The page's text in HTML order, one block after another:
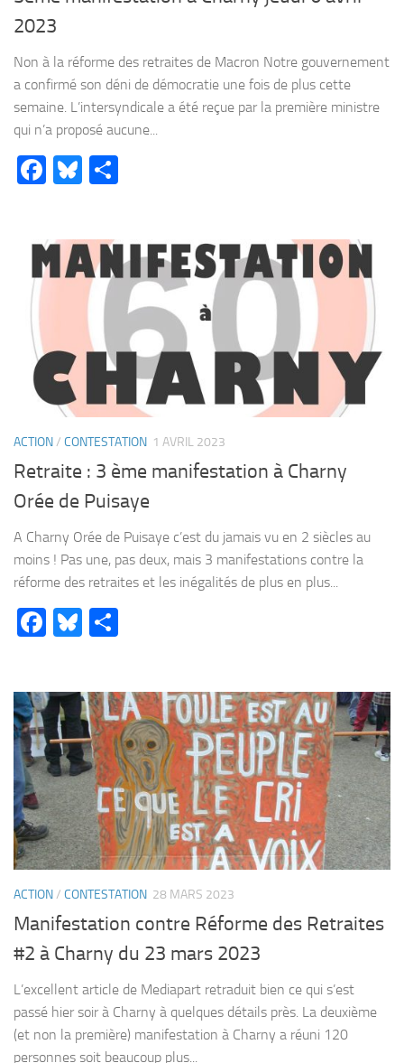
2023
Non à la réforme des retraites de Macron Notre gouvernement
a confirmé son déni de démocratie une fois de plus cette
semaine. L’intersyndicale a été reçue par la première ministre
qui n’a proposé aucune...
Facebook
Bluesky
ACTION/ CONTESTATION 1 AVRIL 2023
Retraite : 3 ème manifestation à Charny
Orée de Puisaye
A Charny Orée de Puisaye c’est du jamais vu en 2 siècles au
moins ! Pas une, pas deux, mais 3 manifestations contre la
réforme des retraites et les inégalités de plus en plus...
Facebook
Bluesky
ACTION/ CONTESTATION 28 MARS 2023
Manifestation contre Réforme des Retraites
#2 à Charny du 23 mars 2023
L’excellent article de Mediapart retraduit bien ce qui s’est
passé hier soir à Charny à quelques détails près. La deuxième
(et non la première) manifestation à Charny a réuni 120
personnes soit beaucoup plus...